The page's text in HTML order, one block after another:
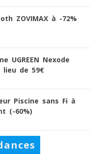
ZOVIMAX à -72%
UGREEN Nexode
lieu de 59€
Piscine sans Fi à
(-60%)